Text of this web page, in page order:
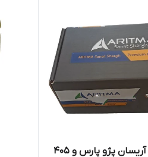
لنت ترمز جلو آریسان پژو پارس و 405